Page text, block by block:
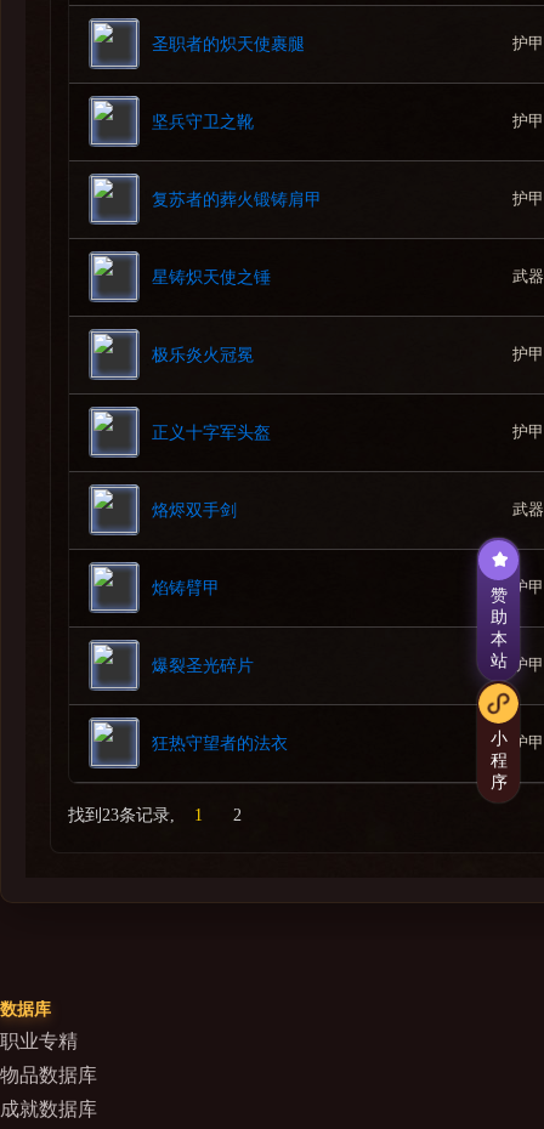
2.隐修院长穆普雷
阿拉希新兵
雷
隐修院长哈尔希·穆普雷指导建造了圣焰隐修院，在此深思
-坦克
隐修院长穆普雷受到[心灵之火]影响时会造成更高的神
[圣光屏障]存在时，隐修院长穆普雷会造成不断提高
-治疗者
隐修院长穆普雷受到[心灵之火]影响时会造成更高的
隐修院长穆普雷受到[心灵之火]影响时会造成更高的神
-伤害输出者
[圣光屏障]存在时，隐修院长穆普雷会造成不断提高的
圣职者的炽天使裹腿 护
坚兵守卫之靴 护
复苏者的葬火锻铸肩甲 护
星铸炽天使之锤 武
极乐炎火冠冕 护
正义十字军头盔 护
烙烬双手剑 武
焰铸臂甲 护
爆裂圣光碎片 护
狂热守望者的法衣 护
找到23条记录, 1 2
数据库
职业专精
物品数据库
成就数据库
赞
助
本
站
小
程
序